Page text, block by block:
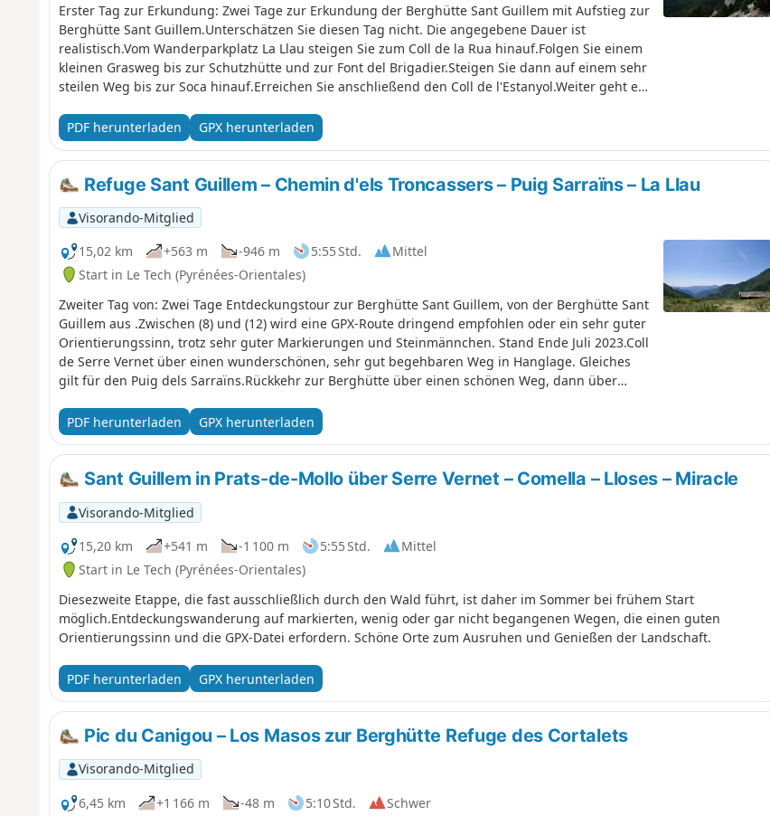
Erster Tag zur Erkundung: Zwei Tage zur Erkundung der Berghütte Sant Guillem mit Aufstieg zur
Berghütte Sant Guillem.Unterschätzen Sie diesen Tag nicht. Die angegebene Dauer ist
realistisch.Vom Wanderparkplatz La Llau steigen Sie zum Coll de la Rua hinauf.Folgen Sie einem
kleinen Grasweg bis zur Schutzhütte und zur Font del Brigadier.Steigen Sie dann auf einem sehr
steilen Weg bis zur Soca hinauf.Erreichen Sie anschließend den Coll de l'Estanyol.Weiter geht es
ersten Tag Ihrer Entdeckungswanderung.
PDF herunterladen GPX herunterladen
Refuge Sant Guillem – Chemin d'els Troncassers – Puig Sarraïns – La Llau
Visorando-Mitglied
15,02 km
+563 m -946 m 5:55 Std.
Mittel
Start in Le Tech (Pyrénées-Orientales)
Zweiter Tag von: Zwei Tage Entdeckungstour zur Berghütte Sant Guillem, von der Berghütte Sant
Guillem aus .Zwischen (8) und (12) wird eine GPX-Route dringend empfohlen oder ein sehr guter
Orientierungssinn, trotz sehr guter Markierungen und Steinmännchen. Stand Ende Juli 2023.Coll
de Serre Vernet über einen wunderschönen, sehr gut begehbaren Weg in Hanglage. Gleiches
gilt für den Puig dels Sarraïns.Rückkehr zur Berghütte über einen schönen Weg, dann über
klassischen Weg zurück zum Parkplatz von La Llau.
PDF herunterladen GPX herunterladen
Sant Guillem in Prats-de-Mollo über Serre Vernet – Comella – Lloses – Miracle
Visorando-Mitglied
15,20 km
+541 m -1 100 m 5:55 Std.
Mittel
Start in Le Tech (Pyrénées-Orientales)
Diesezweite Etappe, die fast ausschließlich durch den Wald führt, ist daher im Sommer bei frühem Start
möglich.Entdeckungswanderung auf markierten, wenig oder gar nicht begangenen Wegen, die einen guten
Orientierungssinn und die GPX-Datei erfordern. Schöne Orte zum Ausruhen und Genießen der Landschaft.
PDF herunterladen GPX herunterladen
Pic du Canigou – Los Masos zur Berghütte Refuge des Cortalets
Visorando-Mitglied
6,45 km
+1 166 m -48 m 5:10 Std.
Schwer